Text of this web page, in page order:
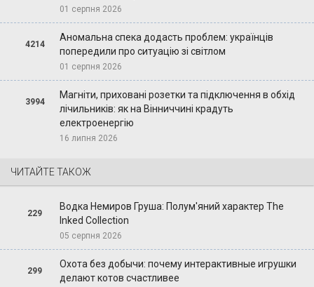
01 серпня 2026
4214
Аномальна спека додасть проблем: українців
попередили про ситуацію зі світлом
01 серпня 2026
3994
Магніти, приховані розетки та підключення в обхід
лічильників: як на Вінниччині крадуть
електроенергію
16 липня 2026
ЧИТАЙТЕ ТАКОЖ
229
Водка Немиров Груша: Полум'яний характер The
Inked Collection
05 серпня 2026
299
Охота без добычи: почему интерактивные игрушки
делают котов счастливее